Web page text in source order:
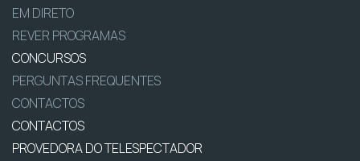
EM DIRETO
REVER PROGRAMAS
CONCURSOS
PERGUNTAS FREQUENTES
CONTACTOS
CONTACTOS
PROVEDORA DO TELESPECTADOR